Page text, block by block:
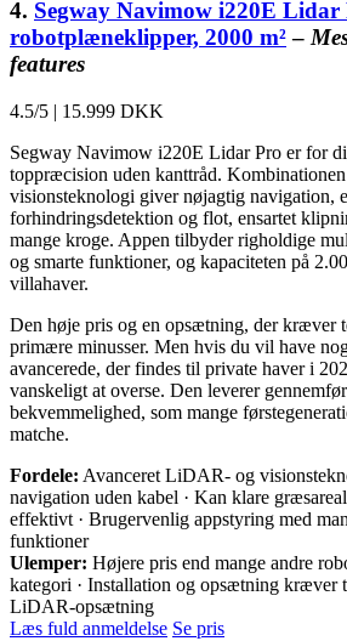
4. Segway Navimow i220E Lidar
robotplæneklipper, 2000 m²–
features
4.5/5 | 15.999 DKK
Segway Navimow i220E Lidar Pro er for
toppræcision uden kanttråd.
visionsteknologi giver nøjagtig navigation,
forhindringsdetektion og flot, ensartet
mange kroge. Appen tilbyder righoldige
og smarte funktioner, og kapaciteten på
villahaver.
Den høje pris og en opsætning, der kræver
primære minusser. Men hvis du vil have
avancerede, der findes til private haver i
vanskeligt at overse. Den leverer
bekvemmelighed, som mange
matche.
Fordele: Avanceret LiDAR- og
navigation uden kabel · Kan klare
effektivt · Brugervenlig appstyring med
funktioner
Ulemper: Højere pris end mange andre
kategori · Installation og opsætning kræver
LiDAR-opsætning
Læs fuld anmeldelse Se pris